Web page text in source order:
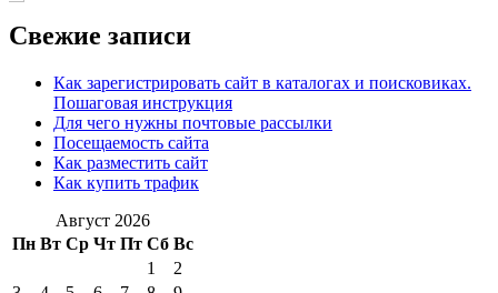
Свежие записи
Как зарегистрировать сайт в каталогах и поисковиках.
Пошаговая инструкция
Для чего нужны почтовые рассылки
Посещаемость сайта
Как разместить сайт
Как купить трафик
Август 2026
Пн Вт Ср Чт Пт Сб Вс
1
2